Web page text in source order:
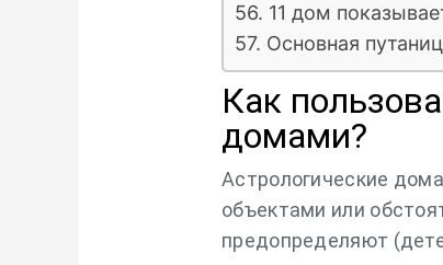
56. 11 дом
57. Основная
Как
домами?
Астрологические
объектами или
предопределяют